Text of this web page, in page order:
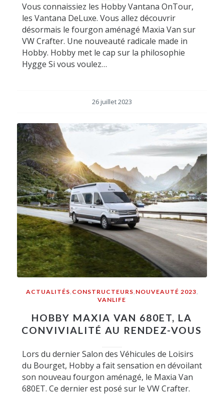
Vous connaissiez les Hobby Vantana OnTour,
les Vantana DeLuxe. Vous allez découvrir
désormais le fourgon aménagé Maxia Van sur
VW Crafter. Une nouveauté radicale made in
Hobby. Hobby met le cap sur la philosophie
Hygge Si vous voulez…
26 juillet 2023
ACTUALITÉS CONSTRUCTEURS NOUVEAUTÉ 2023
VANLIFE
HOBBY MAXIA VAN 680ET, LA
CONVIVIALITÉ AU RENDEZ-VOUS
Lors du dernier Salon des Véhicules de Loisirs
du Bourget, Hobby a fait sensation en dévoilant
son nouveau fourgon aménagé, le Maxia Van
680ET. Ce dernier est posé sur le VW Crafter.